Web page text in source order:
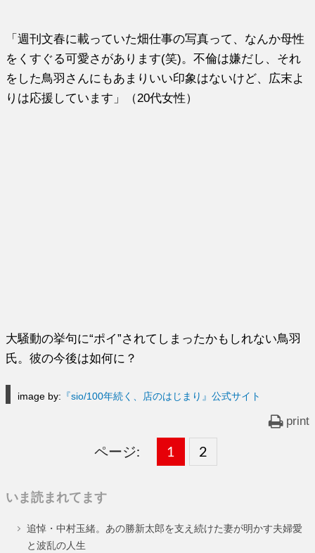
「週刊文春に載っていた畑仕事の写真って、なんか母性
をくすぐる可愛さがあります(笑)。不倫は嫌だし、それ
をした鳥羽さんにもあまりいい印象はないけど、広末よ
りは応援しています」（20代女性）
大騒動の挙句に“ポイ”されてしまったかもしれない鳥羽
氏。彼の今後は如何に？
image by: 『sio/100年続く、店のはじまり』公式サイト
print
ページ:
固
ー
1 ,
固
ー
2
いま読まれてます
追悼・中村玉緒。あの勝新太郎を支え続けた妻が明かす夫婦愛
と波乱の人生